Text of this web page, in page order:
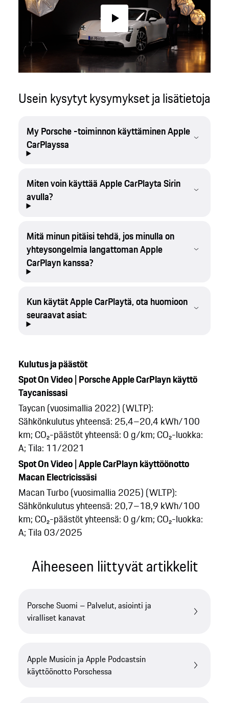
Play
Usein kysytyt kysymykset ja lisätietoja
My Porsche -toiminnon käyttäminen Apple
CarPlayssa
Miten voin käyttää Apple CarPlayta Sirin
avulla?
Mitä minun pitäisi tehdä, jos minulla on
yhteysongelmia langattoman Apple
CarPlayn kanssa?
Kun käytät Apple CarPlaytä, ota huomioon
seuraavat asiat:
Kulutus ja päästöt
Spot On Video | Porsche Apple CarPlayn käyttö
Taycanissasi
Taycan (vuosimallia 2022) (WLTP):
Sähkönkulutus yhteensä: 25,4–20,4 kWh/100
km; CO₂-päästöt yhteensä: 0 g/km; CO₂-luokka:
A; Tila: 11/2021
Spot On Video | Apple CarPlayn käyttöönotto
Macan Electricissäsi
Macan Turbo (vuosimallia 2025) (WLTP):
Sähkönkulutus yhteensä: 20,7–18,9 kWh/100
km; CO₂-päästöt yhteensä: 0 g/km; CO₂-luokka:
A; Tila 03/2025
Aiheeseen liittyvät artikkelit
Porsche Suomi – Palvelut, asiointi ja
viralliset kanavat
Apple Musicin ja Apple Podcastsin
käyttöönotto Porschessa